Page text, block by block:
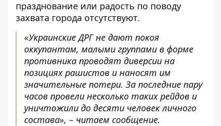
празднование или радость по поводу
захвата города отсутствуют.
«Украинские ДРГ не дают покоя
оккупантам, малыми группами в форме
противника проводят диверсии на
позициях рашистов и наносят им
значительные потери. За последние пару
часов провели несколько таких рейдов и
уничтожили до десяти человек личного
состава», – читаем сообщение.